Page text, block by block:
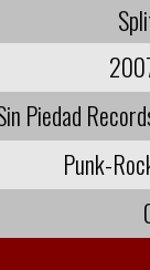
Piedad
Punk-